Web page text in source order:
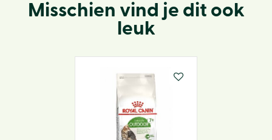
Misschien vind je dit ook
leuk